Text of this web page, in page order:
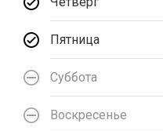
Пятница
Суббота
Воскресенье